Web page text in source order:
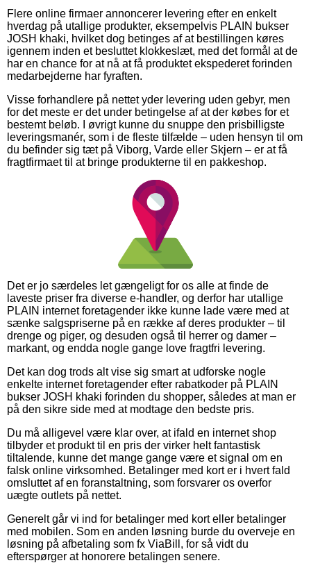
Flere online firmaer annoncerer levering efter en enkelt
hverdag på utallige produkter, eksempelvis PLAIN bukser
JOSH khaki, hvilket dog betinges af at bestillingen køres
igennem inden et besluttet klokkeslæt, med det formål at de
har en chance for at nå at få produktet ekspederet forinden
medarbejderne har fyraften.
Visse forhandlere på nettet yder levering uden gebyr, men
for det meste er det under betingelse af at der købes for et
bestemt beløb. I øvrigt kunne du snuppe den prisbilligste
leveringsmanér, som i de fleste tilfælde – uden hensyn til om
du befinder sig tæt på Viborg, Varde eller Skjern – er at få
fragtfirmaet til at bringe produkterne til en pakkeshop.
Det er jo særdeles let gængeligt for os alle at finde de
laveste priser fra diverse e-handler, og derfor har utallige
PLAIN internet foretagender ikke kunne lade være med at
sænke salgspriserne på en række af deres produkter – til
drenge og piger, og desuden også til herrer og damer –
markant, og endda nogle gange love fragtfri levering.
Det kan dog trods alt vise sig smart at udforske nogle
enkelte internet foretagender efter rabatkoder på PLAIN
bukser JOSH khaki forinden du shopper, således at man er
på den sikre side med at modtage den bedste pris.
Du må alligevel være klar over, at ifald en internet shop
tilbyder et produkt til en pris der virker helt fantastisk
tiltalende, kunne det mange gange være et signal om en
falsk online virksomhed. Betalinger med kort er i hvert fald
omsluttet af en foranstaltning, som forsvarer os overfor
uægte outlets på nettet.
Generelt går vi ind for betalinger med kort eller betalinger
med mobilen. Som en anden løsning burde du overveje en
løsning på afbetaling som fx ViaBill, for så vidt du
efterspørger at honorere betalingen senere.